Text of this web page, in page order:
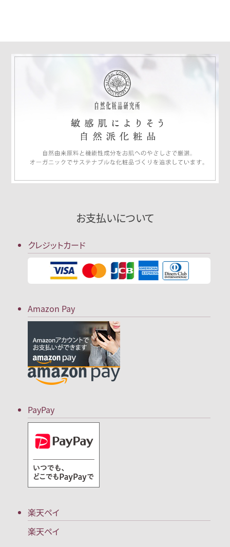
お支払いについて
クレジットカード
Amazon Pay
PayPay
楽天ペイ
楽天ペイ